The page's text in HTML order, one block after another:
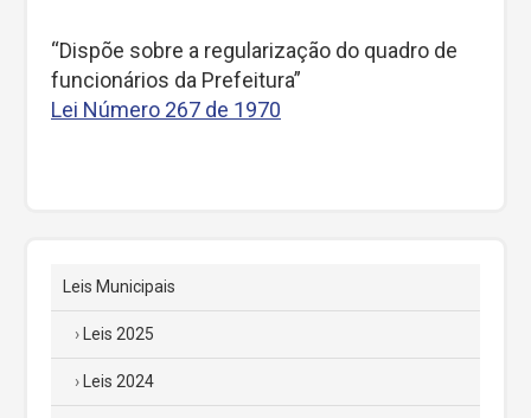
“Dispõe sobre a regularização do quadro de
funcionários da Prefeitura”
Lei Número 267 de 1970
Leis Municipais
Leis 2025
Leis 2024